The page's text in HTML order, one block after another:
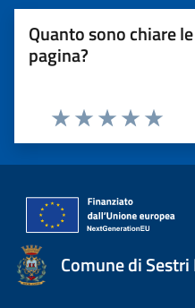
Quanto sono chiare
pagina?
Valuta
Valuta 4
Valuta 3 stelle
Valuta 2 stelle su 5
Valuta 1 stelle su 5
Comune di